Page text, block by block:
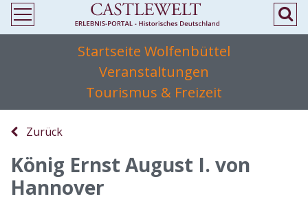
Startseite Wolfenbüttel
Veranstaltungen
Tourismus & Freizeit
Zurück
König Ernst August I. von
Hannover